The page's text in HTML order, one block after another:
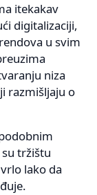
itekakav
digitalizaciji,
u svim
niza
razmišljaju o
tržištu
lako da